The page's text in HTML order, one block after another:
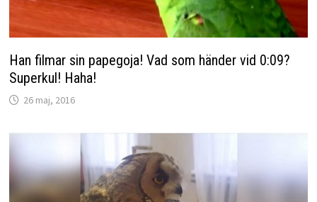
Han filmar sin papegoja! Vad som händer vid 0:09?
Superkul! Haha!
26 maj, 2016